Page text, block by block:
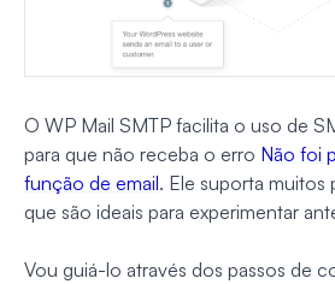
O WP Mail SMTP facilita o uso de
para que não receba o erro Não foi
função de email. Ele suporta
que são ideais para experimentar
Vou guiá-lo através dos passos de